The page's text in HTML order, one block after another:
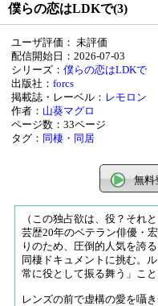
僕らの恋はLDKで(3)
ユーザ評価： 未評価
配信開始日：2026-07-03
シリーズ：僕らの恋はLDKで
出版社：forcs
掲載誌・レーベル： レモロン
作者： 山葵マグロ
ページ数：33ページ
タグ： 同棲・同居
無料
（この独占欲は、役？それ
芸歴20年のベテラン俳優・
りのため、圧倒的人気を誇
同棲ドキュメントに挑む。
常に役として振る舞う」こと
レンズの前で虚構の愛を囁